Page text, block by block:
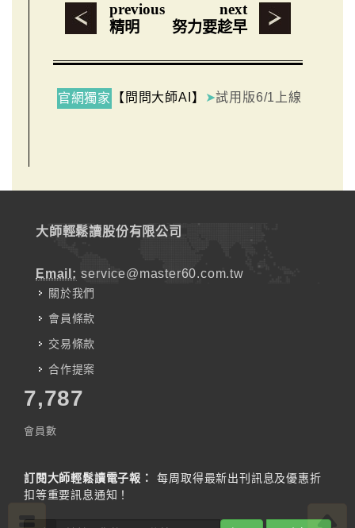
previous
精明
next
努力要趁早
官網獨家 【問問大師AI】 ➤試用版6/1上線
大師輕鬆讀股份有限公司
Email: service@master60.com.tw
關於我們
會員條款
交易條款
合作提案
7,787
會員數
訂閱大師輕鬆讀電子報：
每周取得最新出刊訊息及優惠折
扣等重要訊息通知！